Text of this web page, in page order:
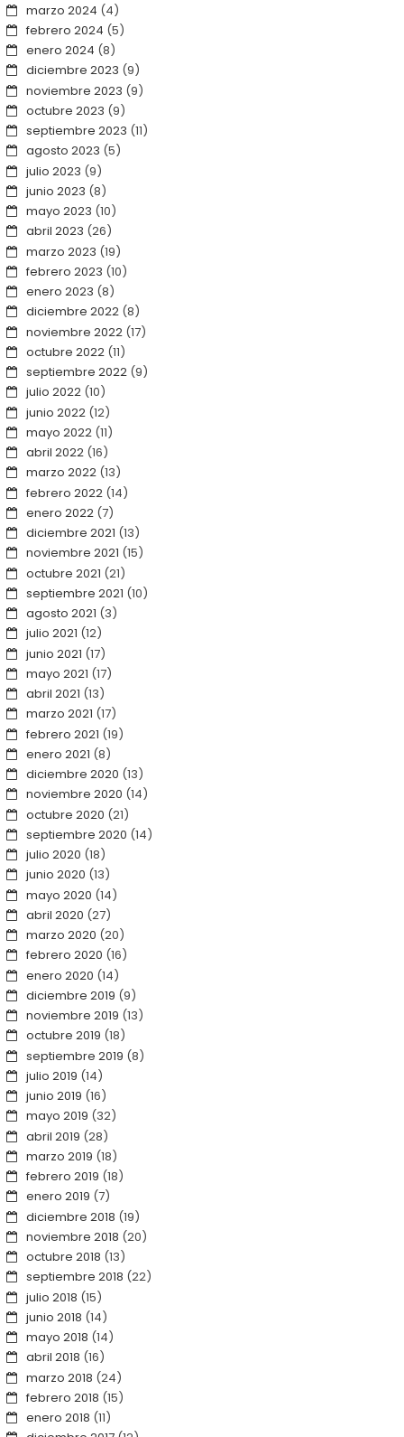
marzo 2024 (4)
febrero 2024 (5)
enero 2024 (8)
diciembre 2023 (9)
noviembre 2023 (9)
octubre 2023 (9)
septiembre 2023 (11)
agosto 2023 (5)
julio 2023 (9)
junio 2023 (8)
mayo 2023 (10)
abril 2023 (26)
marzo 2023 (19)
febrero 2023 (10)
enero 2023 (8)
diciembre 2022(8)
noviembre 2022(17)
octubre 2022(11)
septiembre 2022(9)
julio 2022(10)
junio 2022(12)
mayo 2022(11)
abril 2022(16)
marzo 2022(13)
febrero 2022(14)
enero 2022(7)
diciembre 2021 (13)
noviembre 2021 (15)
octubre 2021 (21)
septiembre 2021 (10)
agosto 2021 (3)
julio 2021 (12)
junio 2021 (17)
mayo 2021 (17)
abril 2021 (13)
marzo 2021 (17)
febrero 2021 (19)
enero 2021 (8)
diciembre 2020 (13)
noviembre 2020 (14)
octubre 2020 (21)
septiembre 2020 (14)
julio 2020 (18)
junio 2020 (13)
mayo 2020 (14)
abril 2020 (27)
marzo 2020 (20)
febrero 2020 (16)
enero 2020 (14)
diciembre 2019 (9)
noviembre 2019 (13)
octubre 2019 (18)
septiembre 2019 (8)
julio 2019 (14)
junio 2019 (16)
mayo 2019 (32)
abril 2019 (28)
marzo 2019 (18)
febrero 2019 (18)
enero 2019 (7)
diciembre 2018 (19)
noviembre 2018 (20)
octubre 2018 (13)
septiembre 2018 (22)
julio 2018 (15)
junio 2018 (14)
mayo 2018 (14)
abril 2018 (16)
marzo 2018 (24)
febrero 2018 (15)
enero 2018 (11)